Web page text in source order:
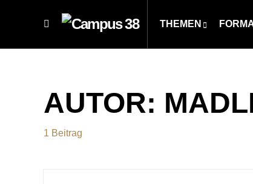
THEMEN
AUTOR:
1 Beitrag